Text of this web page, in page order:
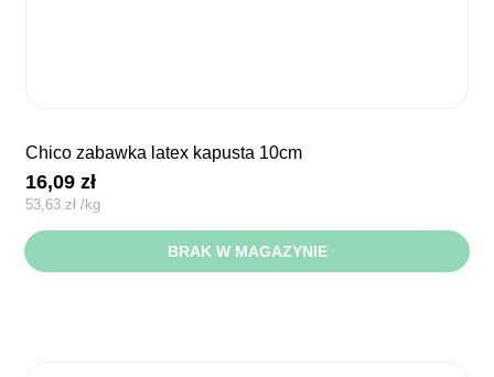
chico zabawka latex kapusta 10cm
16,09zł
53,63 zł /kg
BRAK W MAGAZYNIE